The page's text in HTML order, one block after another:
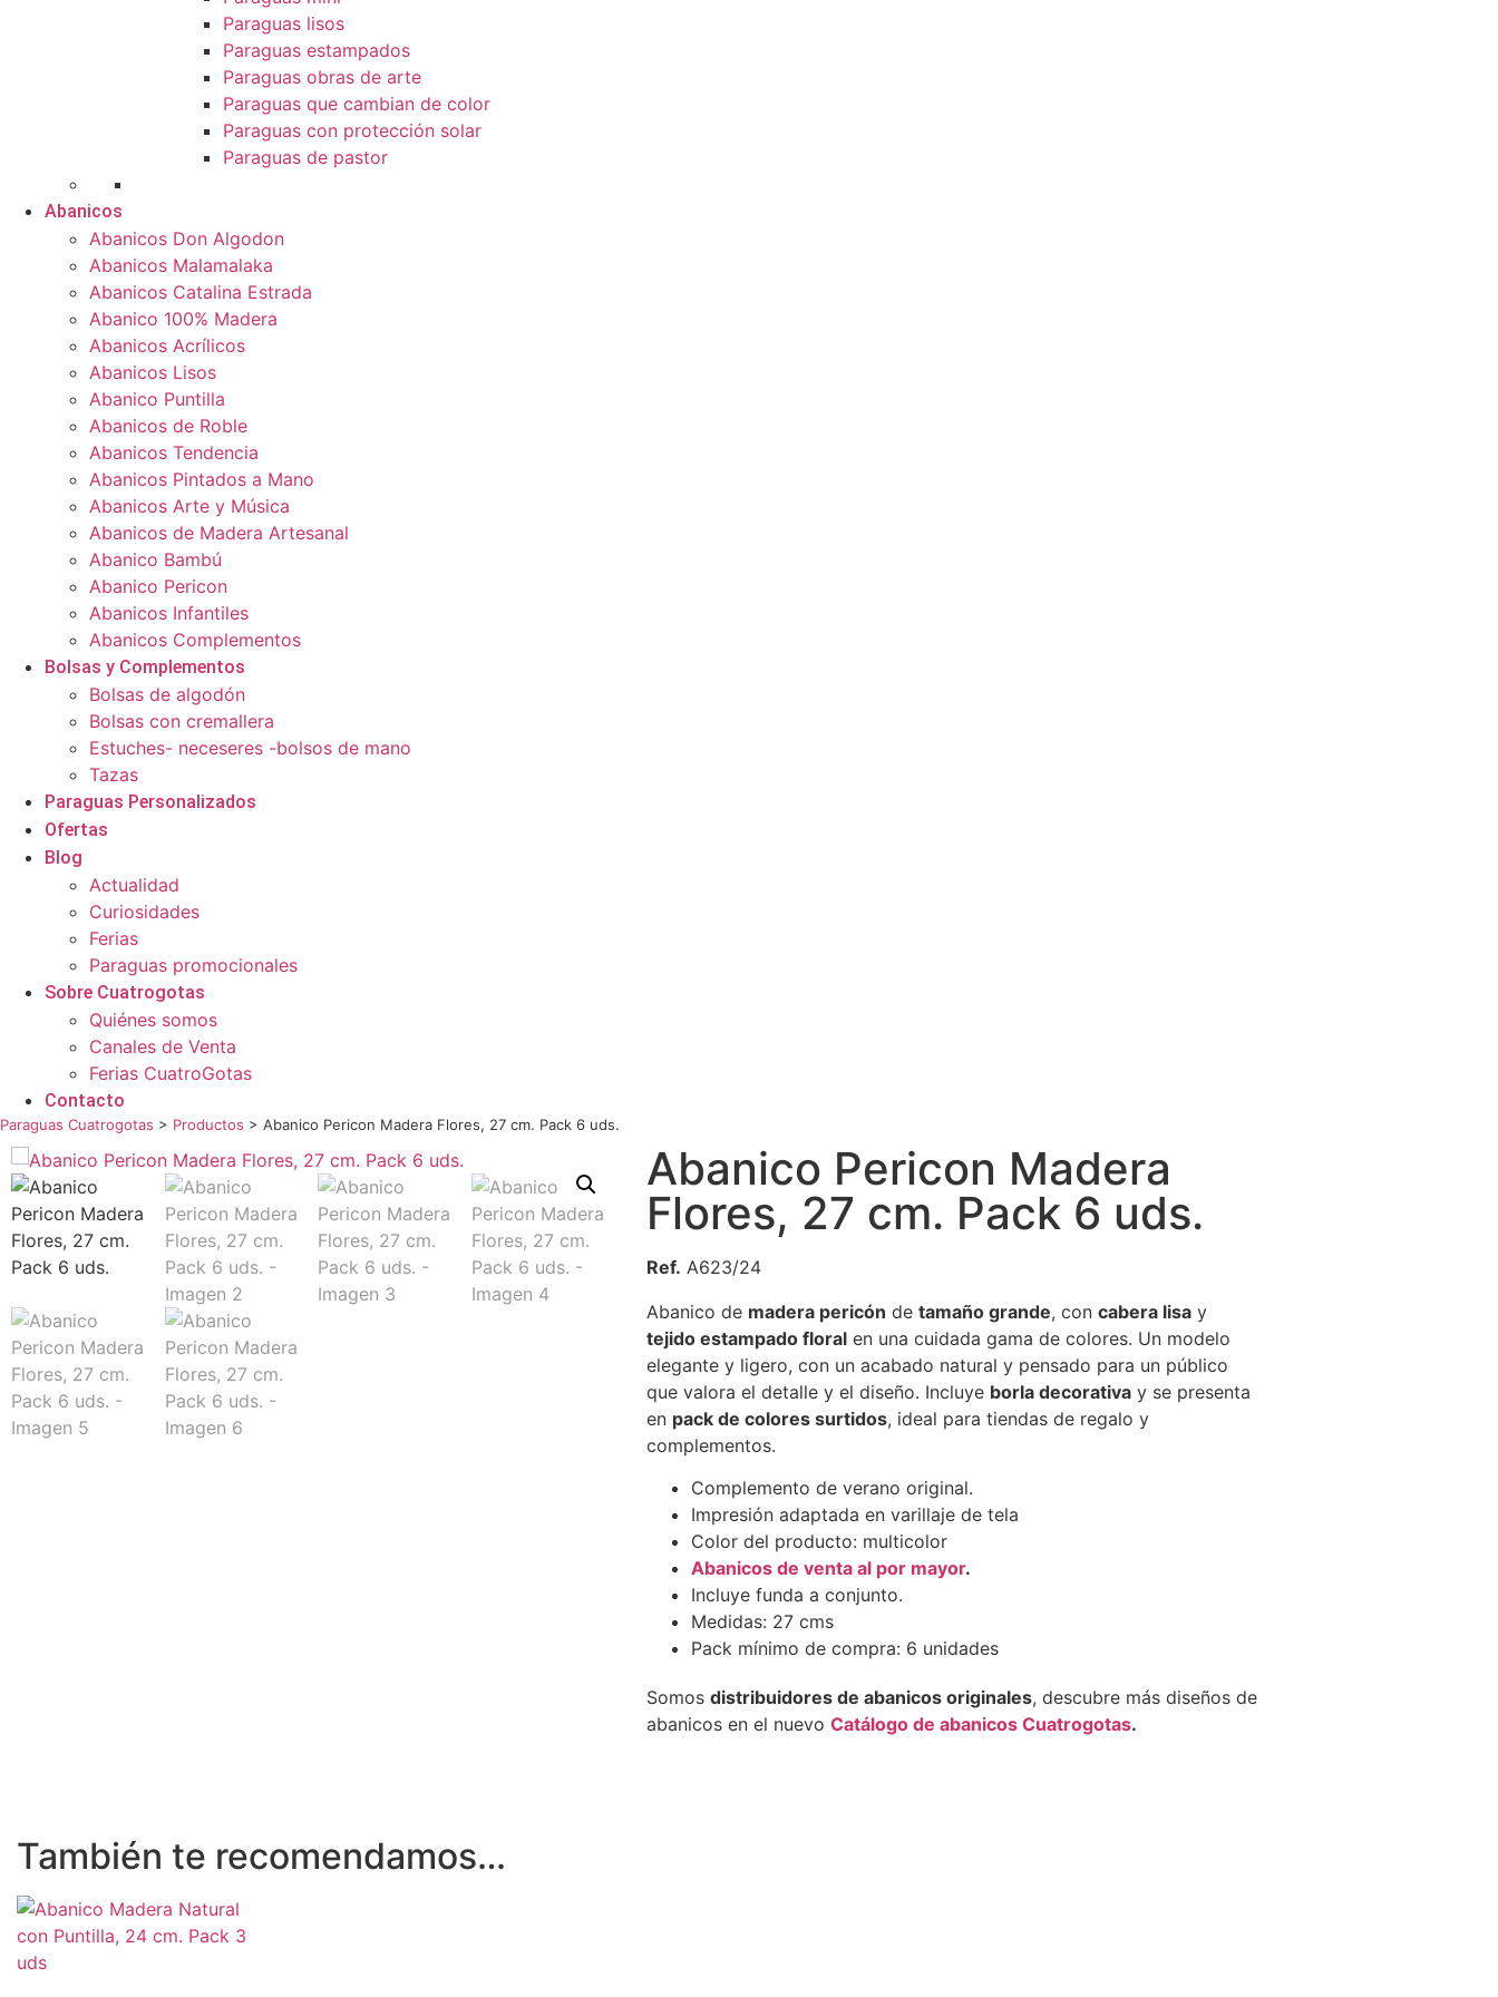
Paraguas lisos
Paraguas estampados
Paraguas obras de arte
Paraguas que cambian de color
Paraguas con protección solar
Paraguas de pastor
Abanicos
Abanicos Don Algodon
Abanicos Malamalaka
Abanicos Catalina Estrada
Abanico 100% Madera
Abanicos Acrílicos
Abanicos Lisos
Abanico Puntilla
Abanicos de Roble
Abanicos Tendencia
Abanicos Pintados a Mano
Abanicos Arte y Música
Abanicos de Madera Artesanal
Abanico Bambú
Abanico Pericon
Abanicos Infantiles
Abanicos Complementos
Bolsas y Complementos
Bolsas de algodón
Bolsas con cremallera
Estuches- neceseres -bolsos de mano
Tazas
Paraguas Personalizados
Ofertas
Blog
Actualidad
Curiosidades
Ferias
Paraguas promocionales
Sobre Cuatrogotas
Quiénes somos
Canales de Venta
Ferias CuatroGotas
Contacto
Paraguas Cuatrogotas > Productos > Abanico Pericon Madera Flores, 27 cm. Pack 6 uds.
Abanico Pericon Madera
Flores, 27 cm. Pack 6 uds.
Ref. A623/24
Abanico de madera pericón de tamaño grande, con cabera lisa y
tejido estampado floral en una cuidada gama de colores. Un modelo
elegante y ligero, con un acabado natural y pensado para un público
que valora el detalle y el diseño. Incluye borla decorativa y se presenta
en pack de colores surtidos, ideal para tiendas de regalo y
complementos.
Complemento de verano original.
Impresión adaptada en varillaje de tela
Color del producto: multicolor
Abanicos de venta al por mayor.
Incluye funda a conjunto.
Medidas: 27 cms
Pack mínimo de compra: 6 unidades
Somos distribuidores de abanicos originales, descubre más diseños de
abanicos en el nuevo Catálogo de abanicos Cuatrogotas.
También te recomendamos…